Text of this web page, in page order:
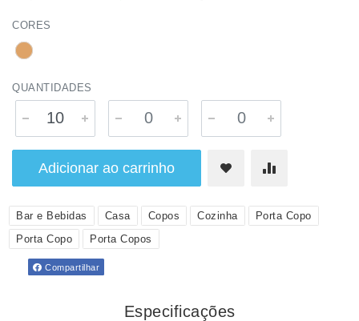
CORES
QUANTIDADES
Adicionar ao carrinho
Bar e Bebidas Casa Copos Cozinha
Porta Copo
Porta Copo
Porta Copos
Compartilhar
Especificações